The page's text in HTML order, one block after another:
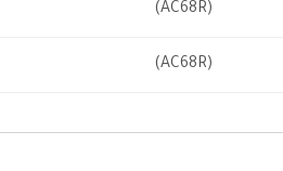
(AC68R)
(AC68R)